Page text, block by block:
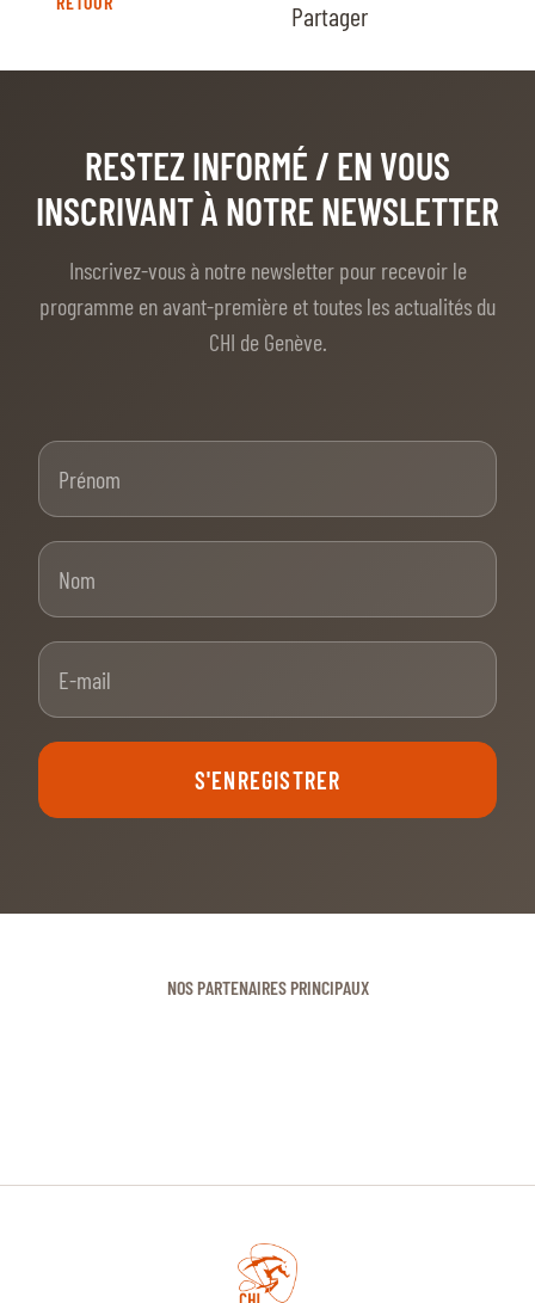
Partager
RESTEZ INFORMÉ / EN VOUS
INSCRIVANT À NOTRE NEWSLETTER
Inscrivez-vous à notre newsletter pour recevoir le
programme en avant-première et toutes les actualités du
CHI de Genève.
S'ENREGISTRER
NOS PARTENAIRES PRINCIPAUX